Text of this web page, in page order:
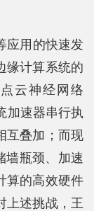
应用的快速发
缘计算系统的
云神经网络
加速器串行执
互叠加；而现
墙瓶颈、加速
算的高效硬件
上述挑战，王